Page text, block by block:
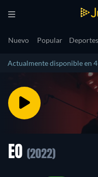
Nuevo Popular Deportes
Actualmente disponible en
EO (2022)